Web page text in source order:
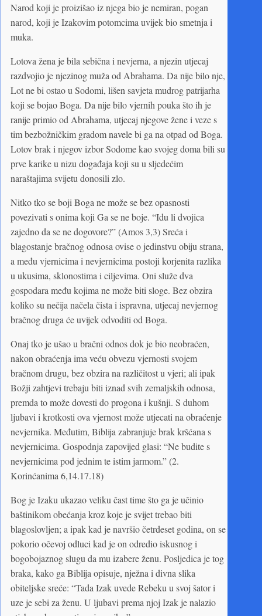
Narod koji je proizišao iz njega bio je nemiran, pogan
narod, koji je Izakovim potomcima uvijek bio smetnja i
muka.
Lotova žena je bila sebična i nevjerna, a njezin utjecaj
razdvojio je njezinog muža od Abrahama. Da nije bilo nje,
Lot ne bi ostao u Sodomi, lišen savjeta mudrog patrijarha
koji se bojao Boga. Da nije bilo vjernih pouka što ih je
ranije primio od Abrahama, utjecaj njegove žene i veze s
tim bezbožničkim gradom navele bi ga na otpad od Boga.
Lotov brak i njegov izbor Sodome kao svojeg doma bili su
prve karike u nizu događaja koji su u sljedećim
naraštajima svijetu donosili zlo.
Nitko tko se boji Boga ne može se bez opasnosti
povezivati s onima koji Ga se ne boje. “Idu li dvojica
zajedno da se ne dogovore?” (Amos 3,3) Sreća i
blagostanje bračnog odnosa ovise o jedinstvu obiju strana,
a među vjernicima i nevjernicima postoji korjenita razlika
u ukusima, sklonostima i ciljevima. Oni služe dva
gospodara među kojima ne može biti sloge. Bez obzira
koliko su nečija načela čista i ispravna, utjecaj nevjernog
bračnog druga će uvijek odvoditi od Boga.
Onaj tko je ušao u bračni odnos dok je bio neobraćen,
nakon obraćenja ima veću obvezu vjernosti svojem
bračnom drugu, bez obzira na različitost u vjeri; ali ipak
Božji zahtjevi trebaju biti iznad svih zemaljskih odnosa,
premda to može dovesti do progona i kušnji. S duhom
ljubavi i krotkosti ova vjernost može utjecati na obraćenje
nevjernika. Međutim, Biblija zabranjuje brak kršćana s
nevjernicima. Gospodnja zapovijed glasi: “Ne budite s
nevjernicima pod jednim te istim jarmom.” (2.
Korinćanima 6,14.17.18)
Bog je Izaku ukazao veliku čast time što ga je učinio
baštinikom obećanja kroz koje je svijet trebao biti
blagoslovljen; a ipak kad je navršio četrdeset godina, on se
pokorio očevoj odluci kad je on odredio iskusnog i
bogobojaznog slugu da mu izabere ženu. Posljedica je tog
braka, kako ga Biblija opisuje, nježna i divna slika
obiteljske sreće: “Tada Izak uvede Rebeku u svoj šator i
uze je sebi za ženu. U ljubavi prema njoj Izak je nalazio